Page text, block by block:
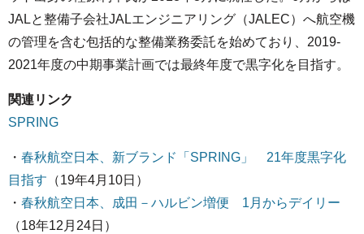
JALと整備子会社JALエンジニアリング（JALEC）へ航空機
の管理を含む包括的な整備業務委託を始めており、2019-
2021年度の中期事業計画では最終年度で黒字化を目指す。
関連リンク
SPRING
・ 春秋航空日本、新ブランド「SPRING」 21年度黒字化
目指す （19年4月10日）
・ 春秋航空日本、成田－ハルビン増便 1月からデイリー
（18年12月24日）